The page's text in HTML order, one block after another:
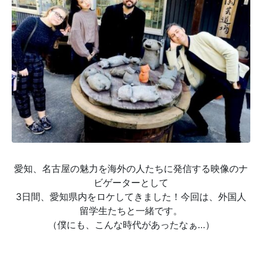
愛知、名古屋の魅力を海外の人たちに発信する映像のナ
ビゲーターとして
3日間、愛知県内をロケしてきました！今回は、外国人
留学生たちと一緒です。
（僕にも、こんな時代があったなぁ…）